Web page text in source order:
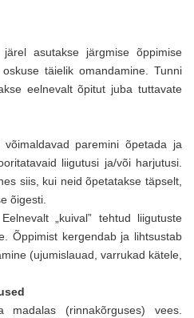
asutakse järgmise õppimise
täielik omandamine. Tunni
eelnevalt õpitut juba tuttavate
võimaldavad paremini õpetada ja
liigutusi ja/või harjutusi.
siis, kui neid õpetatakse täpselt,
õigesti.
Eelnevalt „kuival” tehtud liigutuste
Õppimist kergendab ja lihtsustab
(ujumislauad, varrukad kätele,
madalas (rinnakõrguses) vees.